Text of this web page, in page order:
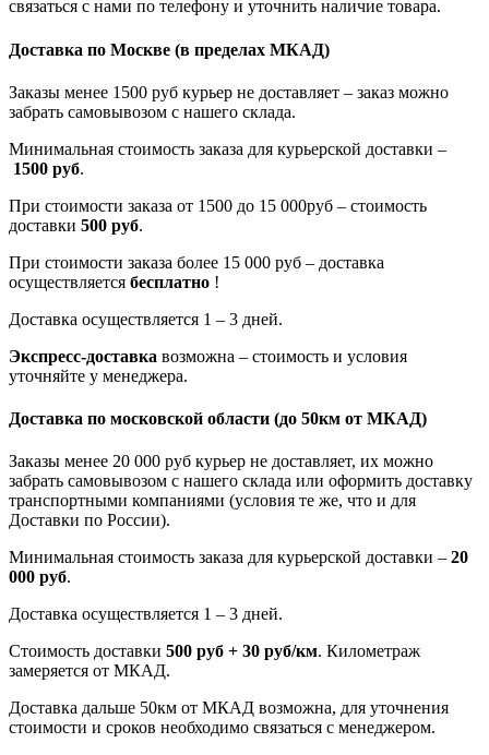
связаться с нами по телефону и уточнить наличие товара.
Доставка по Москве (в пределах МКАД)
Заказы менее 1500 руб курьер не доставляет – заказ можно
забрать самовывозом с нашего склада.
Минимальная стоимость заказа для курьерской доставки –
1500 руб.
При стоимости заказа от 1500 до 15 000руб – стоимость
доставки 500 руб.
При стоимости заказа более 15 000 руб – доставка
осуществляется бесплатно !
Доставка осуществляется 1 – 3 дней.
Экспресс-доставка возможна – стоимость и условия
уточняйте у менеджера.
Доставка по московской области (до 50км от МКАД)
Заказы менее 20 000 руб курьер не доставляет, их можно
забрать самовывозом с нашего склада или оформить доставку
транспортными компаниями (условия те же, что и для
Доставки по России).
Минимальная стоимость заказа для курьерской доставки – 20
000 руб.
Доставка осуществляется 1 – 3 дней.
Стоимость доставки 500 руб + 30 руб/км. Километраж
замеряется от МКАД.
Доставка дальше 50км от МКАД возможна, для уточнения
стоимости и сроков необходимо связаться с менеджером.